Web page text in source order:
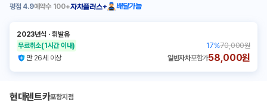
평점 4.9예약수 100+자차플러스+ 배달가능
2023년식 ㆍ휘발유
무료취소(1시간 이내) 17%70,000원
만 26세 이상
일반자차포함가58,000원
현대렌트카포항지점